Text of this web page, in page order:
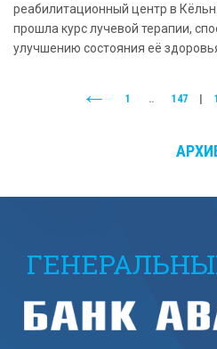
реабилитационный центр в
прошла курс лучевой терапии,
улучшению состояния её
1 .. 147 |